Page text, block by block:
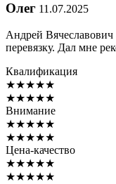
Олег 11.07.2025
Андрей Вячеславович
перевязку. Дал мне
Квалификация
★★★★★
★★★★★
Внимание
★★★★★
★★★★★
Цена-качество
★★★★★
★★★★★